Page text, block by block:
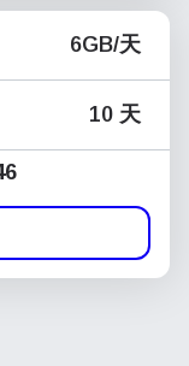
6GB/天
10 天